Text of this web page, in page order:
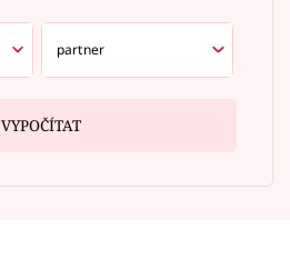
VYPOČÍTAT